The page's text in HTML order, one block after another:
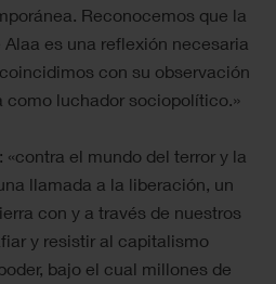
Reconocemos que la
es una reflexión necesaria
con su observación
como luchador sociopolítico.»
el mundo del terror y la
llamada a la liberación, un
con y a través de nuestros
y resistir al capitalismo
bajo el cual millones de